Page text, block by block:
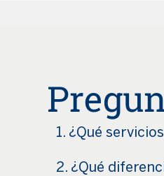
1. ¿Qué
2. ¿Qué